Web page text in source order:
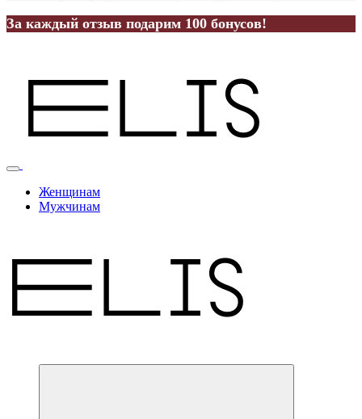
За каждый отзыв подарим 100 бонусов!
Женщинам
Мужчинам